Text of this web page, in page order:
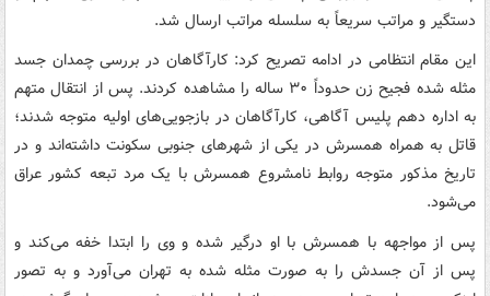
دستگیر و مراتب سریعاً به سلسله مراتب ارسال شد.
این مقام انتظامی در ادامه تصریح کرد: کارآگاهان در بررسی چمدان جسد
مثله شده فجیح زن حدوداً ۳۰ ساله را مشاهده کردند. پس از انتقال متهم
به اداره دهم پلیس آگاهی، کارآگاهان در بازجویی‌های اولیه متوجه شدند؛
قاتل به همراه همسرش در یکی از شهرهای جنوبی سکونت داشته‌اند و در
تاریخ مذکور متوجه روابط نامشروع همسرش با یک مرد تبعه کشور عراق
می‌شود.
پس از مواجهه با همسرش با او درگیر شده و وی را ابتدا خفه می‌کند و
پس از آن جسدش را به صورت مثله شده به تهران می‌آورد و به تصور